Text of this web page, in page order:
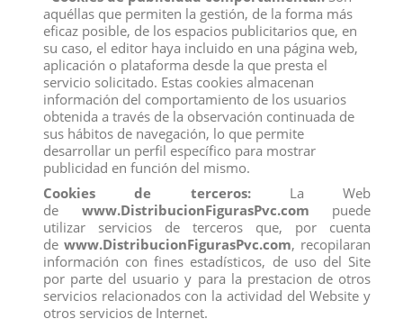
Somos unaempresa avalada por una granexperienciaen
mercadode distribucióny venta al por mayor.
Los mejores precios los encontrarás
www.distribucionfiguraspvc.com , tu página de confianza.
Calificación
Comentarios (0)
No hay reseñas de clientes en este momento.
Los clientes que adquirieron este producto también
compraron:
aquéllas que permiten la gestión, de la forma más
eficaz posible, de los espacios publicitarios que, en
su caso, el editor haya incluido en una página web,
aplicación o plataforma desde la que presta el
servicio solicitado. Estas cookies almacenan
información del comportamiento de los usuarios
obtenida a través de la observación continuada de
sus hábitos de navegación, lo que permite
desarrollar un perfil específico para mostrar
publicidad en función del mismo.
Cookies de terceros:La Web
de www.DistribucionFigurasPvc.com puede
utilizar servicios de terceros que, por cuenta
de www.DistribucionFigurasPvc.com, recopilaran
información con fines estadísticos, de uso del Site
por parte del usuario y para la prestacion de otros
servicios relacionados con la actividad del Website y
otros servicios de Internet.